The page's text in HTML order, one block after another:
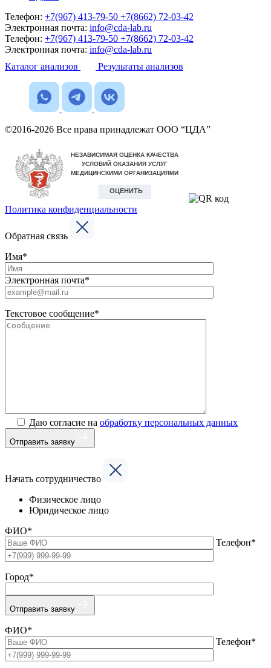
Телефон: +7(967) 413-79-50 +7(8662) 72-03-42
Электронная почта: info@cda-lab.ru
Телефон: +7(967) 413-79-50 +7(8662) 72-03-42
Электронная почта: info@cda-lab.ru
Каталог анализов
Результаты анализов
©2016-2026 Все права принадлежат ООО “ЦДА”
Политика конфиденциальности
Обратная связь
Имя*
Электронная почта*
Текстовое сообщение*
Даю согласие на обработку персональных данных
Отправить заявку
Начать сотрудничество
Физическое лицо
Юридическое лицо
ФИО*
Телефон*
Город*
Отправить заявку
ФИО*
Телефон*